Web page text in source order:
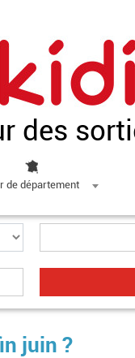
des
de département
juin ?